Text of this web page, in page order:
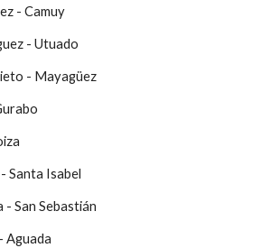
- Camuy
- Utuado
- Mayagüez
Santa Isabel
- San Sebastián
Aguada